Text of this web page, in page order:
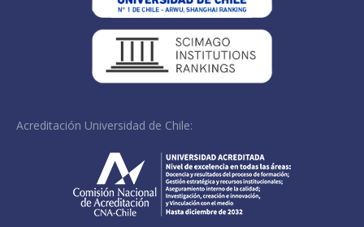
Acreditación Universidad de Chile: